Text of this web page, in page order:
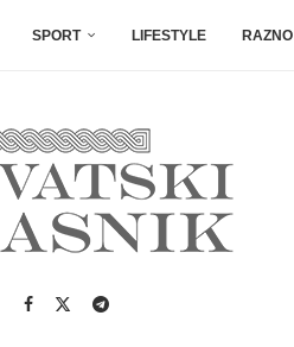
SPORT LIFESTYLE RAZNO